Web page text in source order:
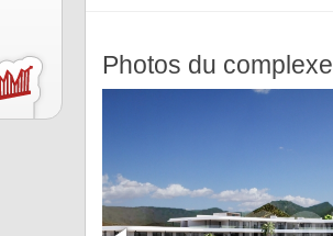
Photos du complexe